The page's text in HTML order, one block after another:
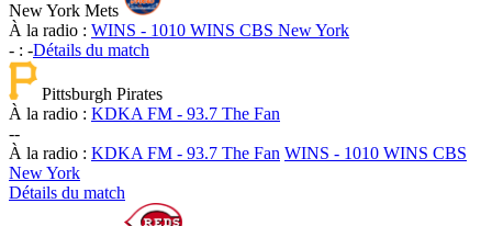
New York Mets
À la radio : WINS - 1010 WINS CBS New York
- : -Détails du match
Pittsburgh Pirates
À la radio : KDKA FM - 93.7 The Fan
--
À la radio : KDKA FM - 93.7 The Fan WINS - 1010 WINS CBS
New York
Détails du match